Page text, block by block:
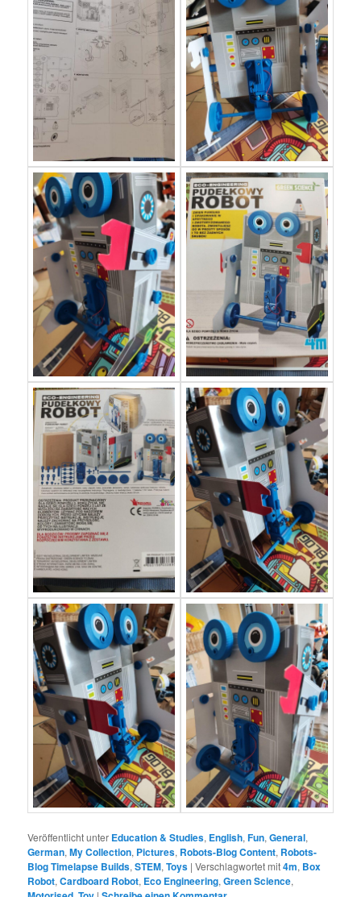
Veröffentlicht unter Education & Studies, English,Fun,General,
German,My Collection, Pictures, Robots-Blog Content, Robots-
Blog Timelapse Builds,STEM,Toys |Verschlagwortet mit4m, Box
Robot,Cardboard Robot, Eco Engineering,Green Science,